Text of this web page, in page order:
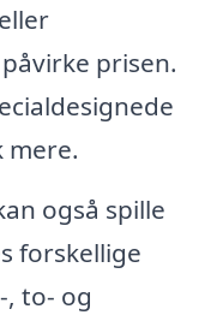
prisen.
mere.
også spille
forskellige
to- og